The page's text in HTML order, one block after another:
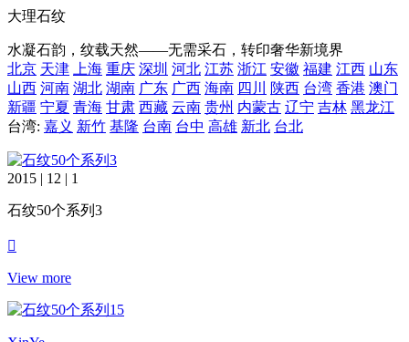
大理石纹
水凝石韵，纹载天然——无需采石，转印奢华新境界
北京 天津 上海 重庆 深圳 河北 江苏 浙江 安徽 福建 江西 山东
山西 河南 湖北 湖南 广东 广西 海南 四川 陕西 台湾 香港 澳门
新疆 宁夏 青海 甘肃 西藏 云南 贵州 内蒙古 辽宁 吉林 黑龙江
台湾: 嘉义 新竹 基隆 台南 台中 高雄 新北 台北
2015 | 12 | 1
石纹50个系列3
View more